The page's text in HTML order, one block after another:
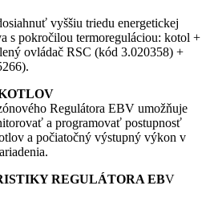
vyššiu triedu energetickej
s pokročilou termoreguláciou: kotol +
ovládač RSC (kód 3.020358) +
Regulátora EBV umožňuje
a programovať postupnosť
a počiatočný výstupný výkon v
REGULÁTORA EBV